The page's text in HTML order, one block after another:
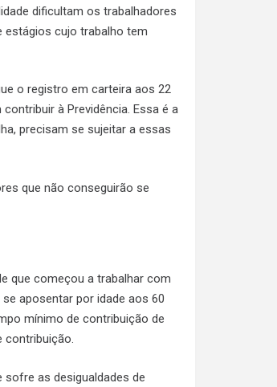
dificultam os trabalhadores
estágios cujo trabalho tem
o registro em carteira aos 22
à Previdência. Essa é a
precisam se sujeitar a essas
que não conseguirão se
que começou a trabalhar com
aposentar por idade aos 60
mínimo de contribuição de
contribuição.
as desigualdades de